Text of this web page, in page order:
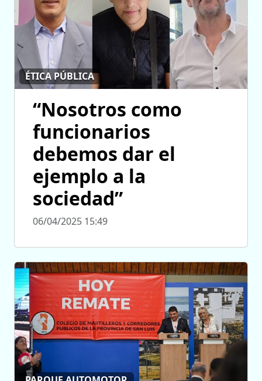
ÉTICA PÚBLICA
“Nosotros como
funcionarios
debemos dar el
ejemplo a la
sociedad”
06/04/2025 15:49